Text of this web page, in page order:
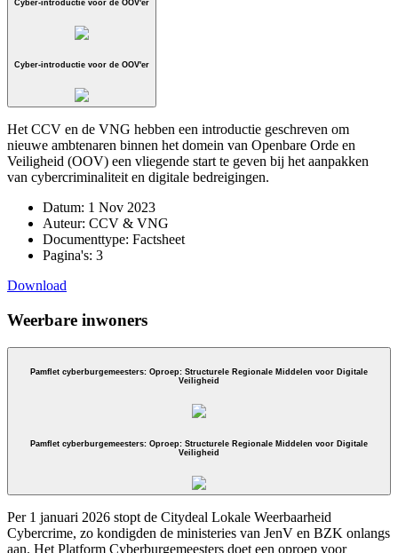
Cyber-introductie voor de OOV'er
Cyber-introductie voor de OOV'er
Het CCV en de VNG hebben een introductie geschreven om
nieuwe ambtenaren binnen het domein van Openbare Orde en
Veiligheid (OOV) een vliegende start te geven bij het aanpakken
van cybercriminaliteit en digitale bedreigingen.
Datum: 1 Nov 2023
Auteur: CCV & VNG
Documenttype: Factsheet
Pagina's: 3
Download
Weerbare inwoners
Pamflet cyberburgemeesters: Oproep: Structurele Regionale Middelen voor Digitale
Veiligheid
Pamflet cyberburgemeesters: Oproep: Structurele Regionale Middelen voor Digitale
Veiligheid
Per 1 januari 2026 stopt de Citydeal Lokale Weerbaarheid
Cybercrime, zo kondigden de ministeries van JenV en BZK onlangs
aan. Het Platform Cyberburgemeesters doet een oproep voor